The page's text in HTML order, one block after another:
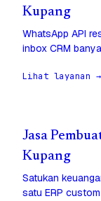
Kupang
WhatsApp API
inbox CRM
Lihat layanan →
Jasa
Kupang
Satukan
satu ERP